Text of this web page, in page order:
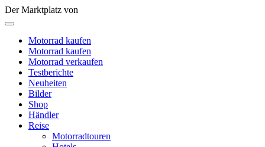
Der Marktplatz von
Motorrad kaufen
Motorrad kaufen
Motorrad verkaufen
Testberichte
Neuheiten
Bilder
Shop
Händler
Reise
Motorradtouren